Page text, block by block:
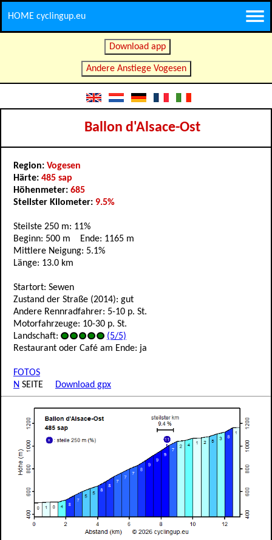
HOME cyclingup.eu
Download app
Andere Anstiege Vogesen
Ballon d'Alsace-Ost
Region: Vogesen
Härte: 485 sap
Höhenmeter: 685
Steilster Kilometer: 9.5%
Steilste 250 m: 11%
Beginn: 500 m Ende: 1165 m
Mittlere Neigung: 5.1%
Länge: 13.0 km
Startort: Sewen
Zustand der Straße (2014): gut
Andere Rennradfahrer: 5-10 p. St.
Motorfahrzeuge: 10-30 p. St.
Landschaft:
(5/5)
Restaurant oder Café am Ende: ja
FOTOS
N SEITE Download gpx